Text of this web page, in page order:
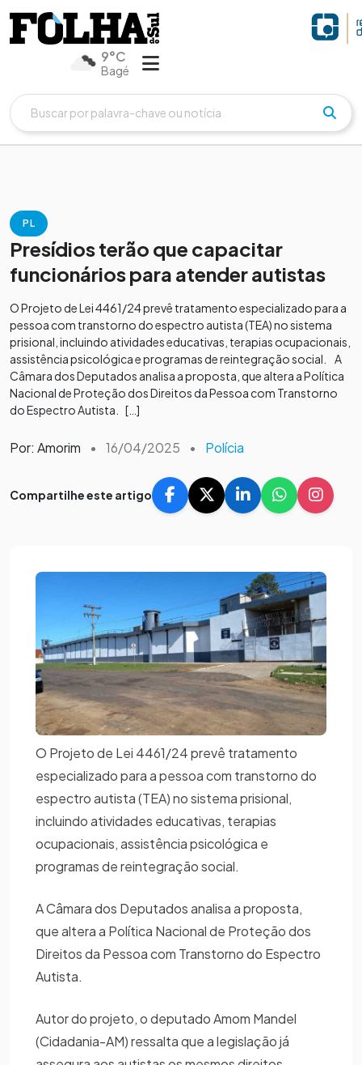
9°C
Bagé
PL
Presídios terão que capacitar
funcionários para atender autistas
O Projeto de Lei 4461/24 prevê tratamento especializado para a
pessoa com transtorno do espectro autista (TEA) no sistema
prisional, incluindo atividades educativas, terapias ocupacionais,
assistência psicológica e programas de reintegração social. A
Câmara dos Deputados analisa a proposta, que altera a Política
Nacional de Proteção dos Direitos da Pessoa com Transtorno
do Espectro Autista. […]
Por: Amorim • 16/04/2025 • Polícia
Compartilhe este artigo
O Projeto de Lei 4461/24 prevê tratamento
especializado para a pessoa com transtorno do
espectro autista (TEA) no sistema prisional,
incluindo atividades educativas, terapias
ocupacionais, assistência psicológica e
programas de reintegração social.
A Câmara dos Deputados analisa a proposta,
que altera a Política Nacional de Proteção dos
Direitos da Pessoa com Transtorno do Espectro
Autista.
Autor do projeto, o deputado Amom Mandel
(Cidadania-AM) ressalta que a legislação já